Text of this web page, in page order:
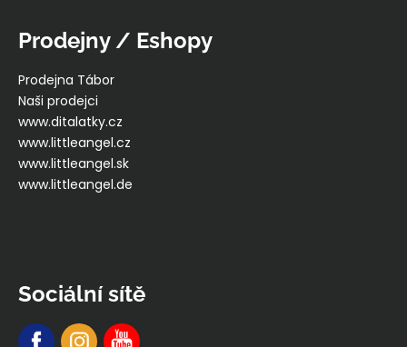
Prodejny / Eshopy
Prodejna Tábor
Naši prodejci
www.ditalatky.cz
www.littleangel.cz
www.littleangel.sk
www.littleangel.de
Sociální sítě